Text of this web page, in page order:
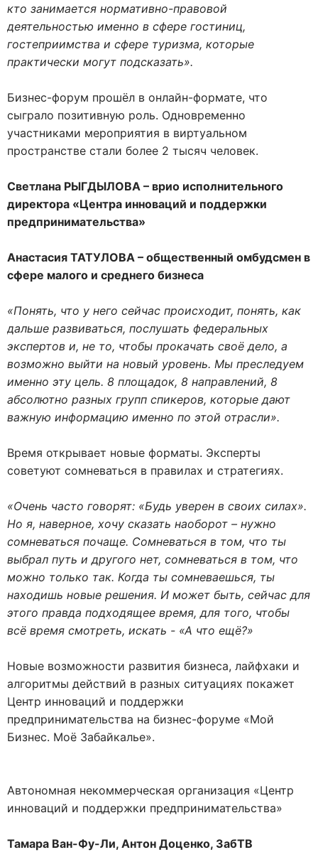
кто занимается нормативно-правовой
деятельностью именно в сфере гостиниц,
гостеприимства и сфере туризма, которые
практически могут подсказать».
Бизнес-форум прошёл в онлайн-формате, что
сыграло позитивную роль. Одновременно
участниками мероприятия в виртуальном
пространстве стали более 2 тысяч человек.
Светлана РЫГДЫЛОВА – врио исполнительного
директора «Центра инноваций и поддержки
предпринимательства»
Анастасия ТАТУЛОВА – общественный омбудсмен в
сфере малого и среднего бизнеса
«Понять, что у него сейчас происходит, понять, как
дальше развиваться, послушать федеральных
экспертов и, не то, чтобы прокачать своё дело, а
возможно выйти на новый уровень. Мы преследуем
именно эту цель. 8 площадок, 8 направлений, 8
абсолютно разных групп спикеров, которые дают
важную информацию именно по этой отрасли».
Время открывает новые форматы. Эксперты
советуют сомневаться в правилах и стратегиях.
«Очень часто говорят: «Будь уверен в своих силах».
Но я, наверное, хочу сказать наоборот – нужно
сомневаться почаще. Сомневаться в том, что ты
выбрал путь и другого нет, сомневаться в том, что
можно только так. Когда ты сомневаешься, ты
находишь новые решения. И может быть, сейчас для
этого правда подходящее время, для того, чтобы
всё время смотреть, искать - «А что ещё?»
Новые возможности развития бизнеса, лайфхаки и
алгоритмы действий в разных ситуациях покажет
Центр инноваций и поддержки
предпринимательства на бизнес-форуме «Мой
Бизнес. Моё Забайкалье».
Автономная некоммерческая организация «Центр
инноваций и поддержки предпринимательства»
Тамара Ван-Фу-Ли, Антон Доценко, ЗабТВ